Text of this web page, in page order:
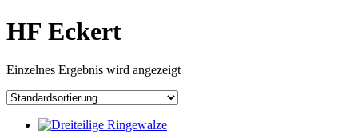
HF Eckert
Einzelnes Ergebnis wird angezeigt